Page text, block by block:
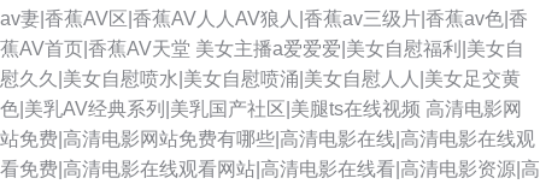
av妻|香蕉AV区|香蕉AV人人AV狼人|香蕉av三级片|香蕉av色|香
蕉AV首页|香蕉AV天堂 美女主播a爱爱爱|美女自慰福利|美女自
慰久久|美女自慰喷水|美女自慰喷涌|美女自慰人人|美女足交黄
色|美乳AV经典系列|美乳国产社区|美腿ts在线视频 高清电影网
站免费|高清电影网站免费有哪些|高清电影在线|高清电影在线观
看免费|高清电影在线观看网站|高清电影在线看|高清电影资源|高